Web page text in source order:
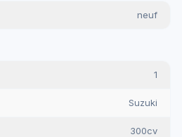
neuf
1
Suzuki
300cv